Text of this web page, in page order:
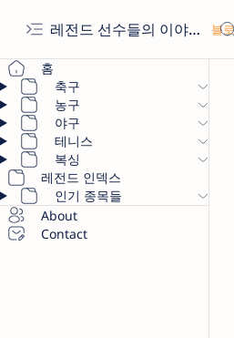
레전드 선수들의 이야기
홈
축구
농구
야구
테니스
복싱
레전드 인덱스
인기 종목들
About
Contact